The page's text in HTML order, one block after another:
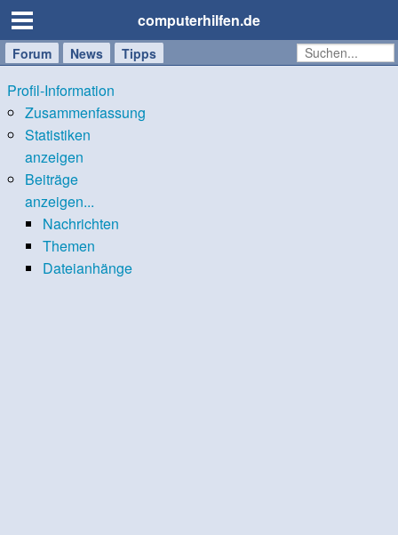
computerhilfen.de
Forum News Tipps
Handy
Tablet
Windows
Mac
Profil-Information
Zusammenfassung
Statistiken
anzeigen
Beiträge
anzeigen...
Nachrichten
Themen
Dateianhänge